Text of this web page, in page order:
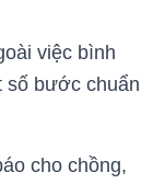
việc bình
số bước chuẩn
cho chồng,